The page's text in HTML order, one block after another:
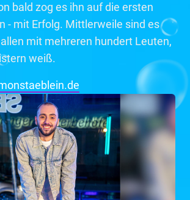
bald zog es ihn auf die ersten
- mit Erfolg. Mittlerweile sind es
mit mehreren hundert Leuten,
weiß.